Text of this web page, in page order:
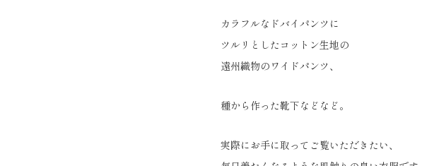
カラフルなドバイパンツに
ツルリとしたコットン生地の
遠州織物のワイドパンツ、
種から作った靴下などなど。
実際にお手に取ってご覧いただきたい、